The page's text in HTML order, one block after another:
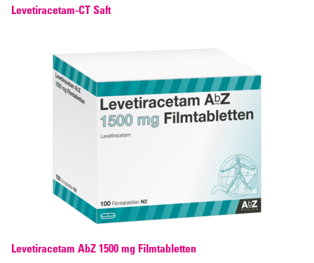
Levetiracetam-CT Saft
Levetiracetam AbZ 1500 mg Filmtabletten